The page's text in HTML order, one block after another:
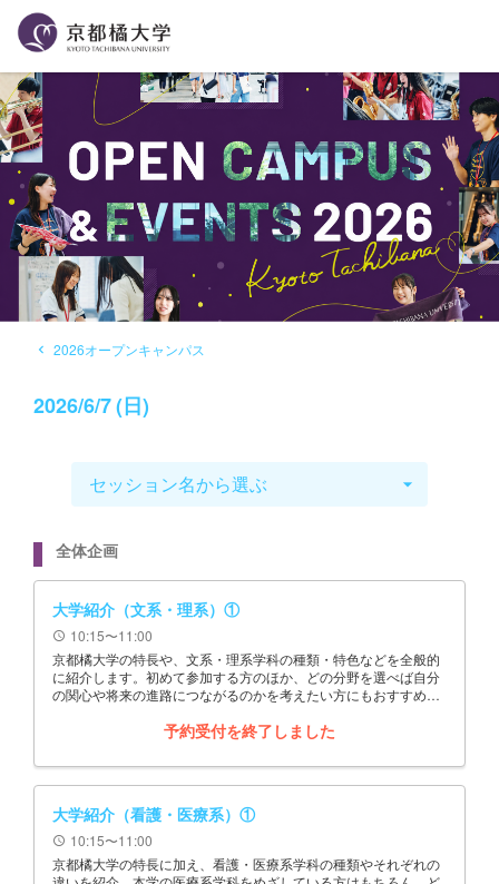
navigate_before 2026オープンキャンパス
2026/6/7(日)
セッション名から選ぶ arrow_drop_down
全体企画
大学紹介（文系・理系）①
schedule 10:15〜11:00
京都橘大学の特長や、文系・理系学科の種類・特色などを全般的
に紹介します。初めて参加する方のほか、どの分野を選べば自分
の関心や将来の進路につながるのかを考えたい方にもおすすめの
予約受付を終了しました
大学紹介（看護・医療系）①
schedule 10:15〜11:00
京都橘大学の特長に加え、看護・医療系学科の種類やそれぞれの